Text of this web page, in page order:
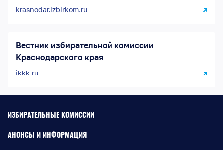
krasnodar.izbirkom.ru
Вестник избирательной комиссии
Краснодарского края
ikkk.ru
ИЗБИРАТЕЛЬНЫЕ КОМИССИИ
АНОНСЫ И ИНФОРМАЦИЯ